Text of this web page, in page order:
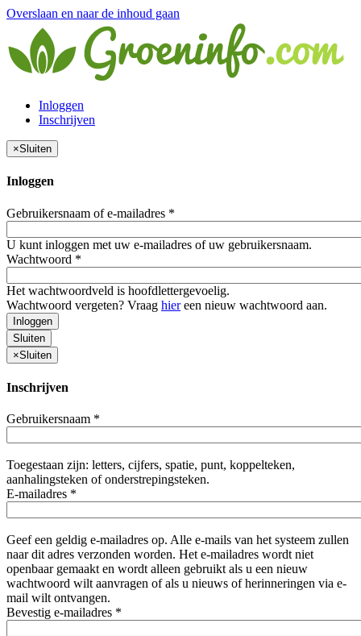
Overslaan en naar de inhoud gaan
Inloggen
Inschrijven
×Sluiten
Inloggen
Gebruikersnaam of e-mailadres *
U kunt inloggen met uw e-mailadres of uw gebruikersnaam.
Wachtwoord *
Het wachtwoordveld is hoofdlettergevoelig.
Wachtwoord vergeten? Vraag hiereen nieuw wachtwoord aan.
Inloggen
Sluiten
×Sluiten
Inschrijven
Gebruikersnaam *
Toegestaan zijn: letters, cijfers, spatie, punt, koppelteken,
aanhalingsteken of onderstrepingsteken.
E-mailadres *
Geef een geldig e-mailadres op. Alle e-mails van het systeem zullen
naar dit adres verzonden worden. Het e-mailadres wordt niet
openbaar gemaakt en wordt alleen gebruikt als u een nieuw
wachtwoord wilt aanvragen of als u nieuws of herinneringen via e-
mail wilt ontvangen.
Bevestig e-mailadres *